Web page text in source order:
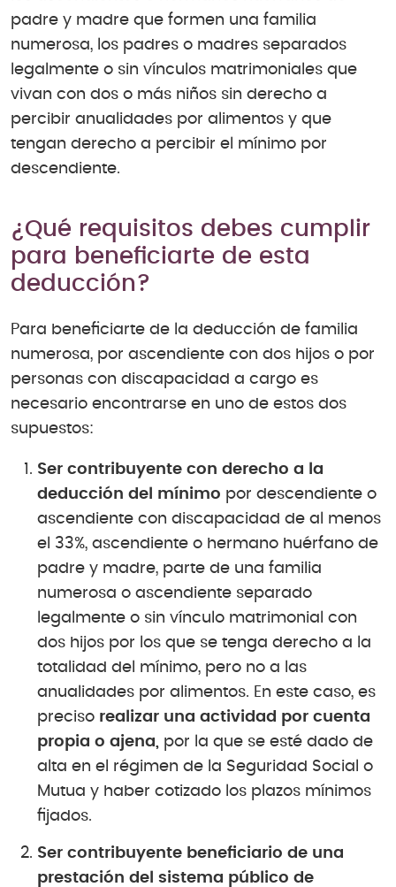
padre y madre que formen una familia
numerosa, los padres o madres separados
legalmente o sin vínculos matrimoniales que
vivan con dos o más niños sin derecho a
percibir anualidades por alimentos y que
tengan derecho a percibir el mínimo por
descendiente.
¿Qué requisitos debes cumplir
para beneficiarte de esta
deducción?
Para beneficiarte de la deducción de familia
numerosa, por ascendiente con dos hijos o por
personas con discapacidad a cargo es
necesario encontrarse en uno de estos dos
supuestos:
Ser contribuyente con derecho a la
deducción del mínimo por descendiente o
ascendiente con discapacidad de al menos
el 33%, ascendiente o hermano huérfano de
padre y madre, parte de una familia
numerosa o ascendiente separado
legalmente o sin vínculo matrimonial con
dos hijos por los que se tenga derecho a la
totalidad del mínimo, pero no a las
anualidades por alimentos. En este caso, es
preciso realizar una actividad por cuenta
propia o ajena,
por la que se esté dado de
alta en el régimen de la Seguridad Social o
Mutua y haber cotizado los plazos mínimos
fijados.
Ser contribuyente beneficiario de una
prestación del sistema público de